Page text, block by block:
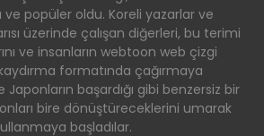
ve popüler oldu. Koreli yazarlar ve
üzerinde çalışan diğerleri, bu terimi
ve insanların webtoon web çizgi
formatında çağırmaya
Japonların başardığı gibi benzersiz bir
bire dönüştüreceklerini umarak
başladılar.